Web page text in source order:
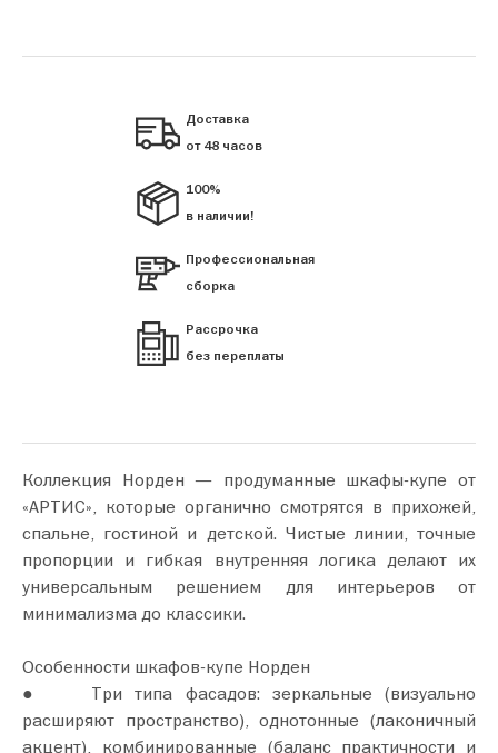
Доставка
от 48 часов
100%
в наличии!
Профессиональная
сборка
Рассрочка
без переплаты
Коллекция Норден — продуманные шкафы‑купе от
«АРТИС», которые органично смотрятся в прихожей,
спальне, гостиной и детской. Чистые линии, точные
пропорции и гибкая внутренняя логика делают их
универсальным решением для интерьеров от
минимализма до классики.
Особенности шкафов-купе Норден
● Три типа фасадов: зеркальные (визуально
расширяют пространство), однотонные (лаконичный
акцент), комбинированные (баланс практичности и